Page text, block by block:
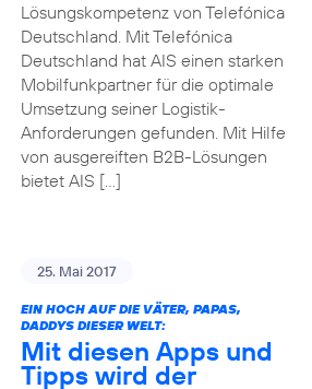
Lösungskompetenz von Telefónica
Deutschland. Mit Telefónica
Deutschland hat AIS einen starken
Mobilfunkpartner für die optimale
Umsetzung seiner Logistik-
Anforderungen gefunden. Mit Hilfe
von ausgereiften B2B-Lösungen
bietet AIS […]
25. Mai 2017
EIN HOCH AUF DIE VÄTER, PAPAS,
DADDYS DIESER WELT:
Mit diesen Apps und
Tipps wird der